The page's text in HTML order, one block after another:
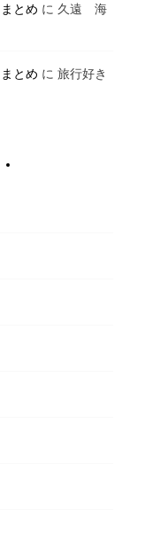
とめ に 久遠 海
とめ に 旅行好き